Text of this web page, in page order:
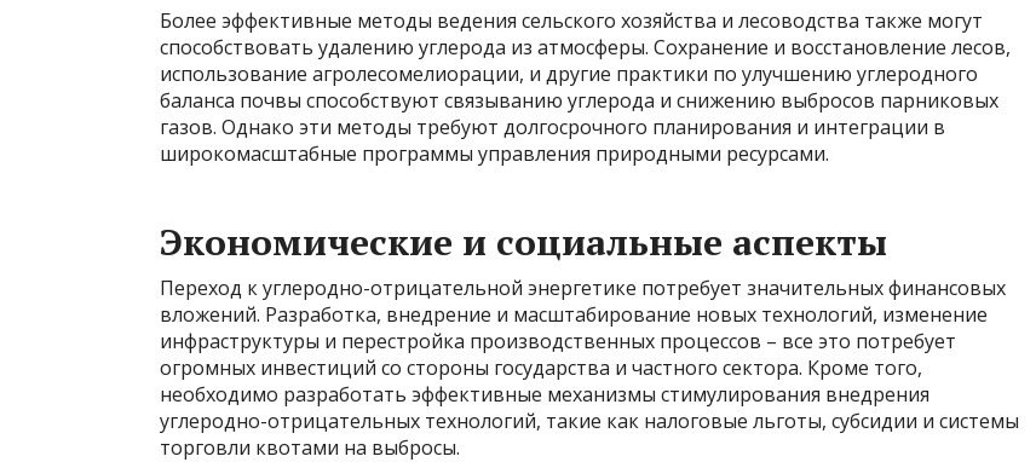
Более эффективные методы ведения сельского хозяйства и лесоводства также могут
способствовать удалению углерода из атмосферы. Сохранение и восстановление лесов,
использование агролесомелиорации, и другие практики по улучшению углеродного
баланса почвы способствуют связыванию углерода и снижению выбросов парниковых
газов. Однако эти методы требуют долгосрочного планирования и интеграции в
широкомасштабные программы управления природными ресурсами.
Экономические и социальные аспекты
Переход к углеродно-отрицательной энергетике потребует значительных финансовых
вложений. Разработка, внедрение и масштабирование новых технологий, изменение
инфраструктуры и перестройка производственных процессов – все это потребует
огромных инвестиций со стороны государства и частного сектора. Кроме того,
необходимо разработать эффективные механизмы стимулирования внедрения
углеродно-отрицательных технологий, такие как налоговые льготы, субсидии и системы
торговли квотами на выбросы.